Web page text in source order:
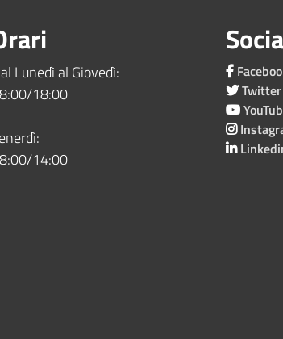
Lunedì al Giovedì:
18:00
14:00
Twitter